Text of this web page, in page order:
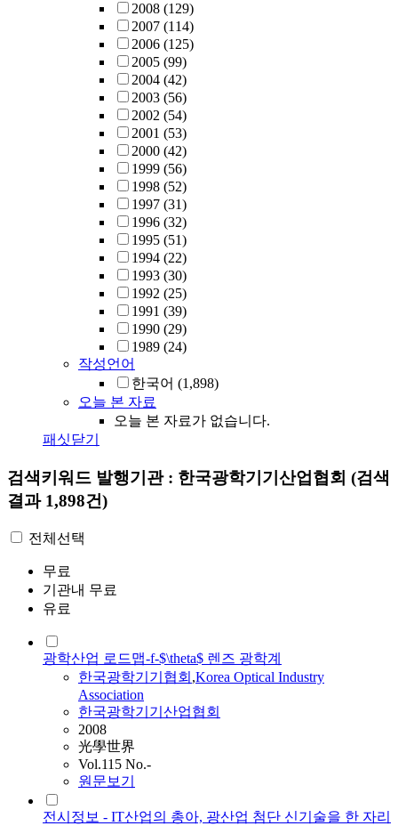
2008 (129)
2007 (114)
2006 (125)
2005 (99)
2004 (42)
2003 (56)
2002 (54)
2001 (53)
2000 (42)
1999 (56)
1998 (52)
1997 (31)
1996 (32)
1995 (51)
1994 (22)
1993 (30)
1992 (25)
1991 (39)
1990 (29)
1989 (24)
작성언어
한국어 (1,898)
오늘 본 자료
오늘 본 자료가 없습니다.
패싯닫기
검색키워드 발행기관 : 한국광학기기산업협회 (검색
결과 1,898건)
전체선택
무료
기관내 무료
유료
광학산업 로드맵-f-$\theta$ 렌즈 광학계
한국광학기기협회 ,Korea Optical Industry
Association
한국광학기기산업협회
2008
光學世界
Vol.115 No.-
원문보기
전시정보 - IT산업의 총아, 광산업 첨단 신기술을 한 자리